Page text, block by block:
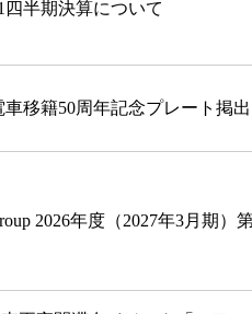
半期決算について
車移籍50周年記念プレート掲
2026年度（2027年3月期）